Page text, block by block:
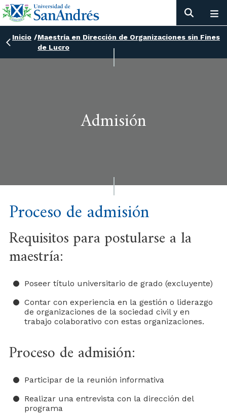
Inicio /Maestría en Dirección de Organizaciones sin Fines
de Lucro
Admisión
Proceso de admisión
Requisitos para postularse a la
maestría:
Poseer título universitario de grado (excluyente)
Contar con experiencia en la gestión o liderazgo
de organizaciones de la sociedad civil y en
trabajo colaborativo con estas organizaciones.
Proceso de admisión:
Participar de la reunión informativa
Realizar una entrevista con la dirección del
programa